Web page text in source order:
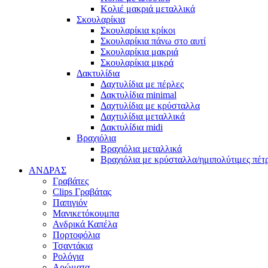
Κολιέ μακριά μεταλλικά
Σκουλαρίκια
Σκουλαρίκια κρίκοι
Σκουλαρίκια πάνω στο αυτί
Σκουλαρίκια μακριά
Σκουλαρίκια μικρά
Δακτυλίδια
Δαχτυλίδια με πέρλες
Δακτυλίδια minimal
Δαχτυλίδια με κρύσταλλα
Δαχτυλίδια μεταλλικά
Δακτυλίδια midi
Βραχιόλια
Βραχιόλια μεταλλικά
Βραχιόλια με κρύσταλλα/ημιπολύτιμες
ΑΝΔΡΑΣ
Γραβάτες
Clips Γραβάτας
Παπιγιόν
Μανικετόκουμπα
Ανδρικά Καπέλα
Πορτοφόλια
Τσαντάκια
Ρολόγια